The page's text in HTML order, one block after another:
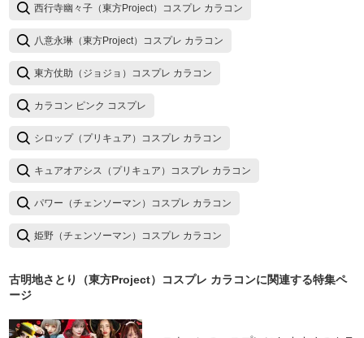
西行寺幽々子（東方Project）コスプレ カラコン
八意永琳（東方Project）コスプレ カラコン
東方仗助（ジョジョ）コスプレ カラコン
カラコン ピンク コスプレ
シロップ（プリキュア）コスプレ カラコン
キュアオアシス（プリキュア）コスプレ カラコン
パワー（チェンソーマン）コスプレ カラコン
姫野（チェンソーマン）コスプレ カラコン
古明地さとり（東方Project）コスプレ カラコンに関連する特集ペ
ージ